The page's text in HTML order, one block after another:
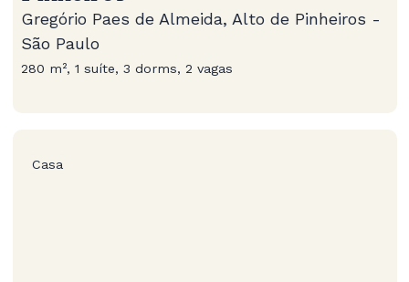
Gregório Paes de Almeida, Alto de Pinheiros -
São Paulo
280 m², 1 suíte, 3 dorms, 2 vagas
Casa